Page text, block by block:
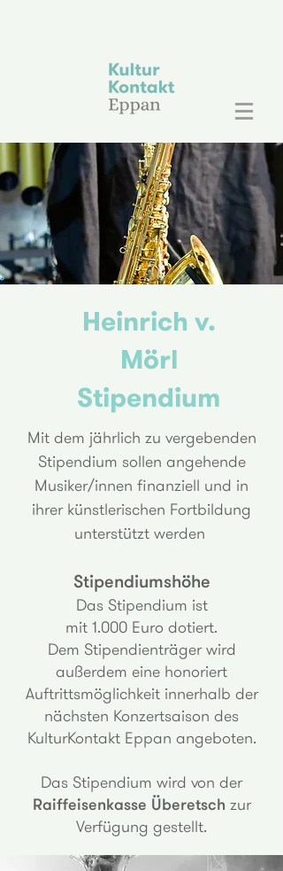
Heinrich v.
Mörl
Stipendium
Mit dem jährlich zu vergebenden
Stipendium sollen angehende
Musiker/innen finanziell und in
ihrer künstlerischen Fortbildung
unterstützt werden
Stipendiumshöhe
Das Stipendium ist
mit 1.000 Euro dotiert.
Dem Stipendienträger wird
außerdem eine honoriert
Auftrittsmöglichkeit innerhalb der
nächsten Konzertsaison des
KulturKontakt Eppan angeboten.
Das Stipendium wird von der
Raiffeisenkasse Überetsch zur
Verfügung gestellt.